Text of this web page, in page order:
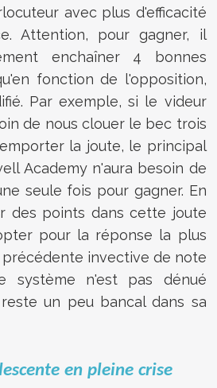
avec plus d'efficacité
Attention, pour gagner, il
enchaîner 4 bonnes
fonction de l'opposition,
Par exemple, si le videur
de nous clouer le bec trois
la joute, le principal
Academy n'aura besoin de
seule fois pour gagner. En
des points dans cette joute
pour la réponse la plus
invective de note
système n'est pas dénué
un peu bancal dans sa
en pleine crise